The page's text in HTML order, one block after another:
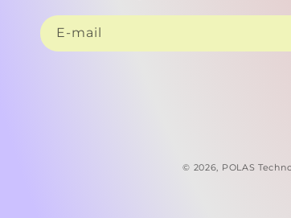
E-mail
© 2026, POLAS